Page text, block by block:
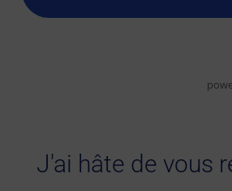
J'ai hâte de vous